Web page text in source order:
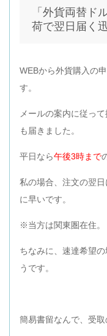
「外貨両替ド
荷で翌日届く
WEBから外貨購入の
す。
メールの案内に従っ
も届きました。
平日なら午後3時まで
私の場合、注文の翌
に早いです。
※当方は関東圏在住。
ちなみに、速達希望の
うです。
簡易書留なんで、受取